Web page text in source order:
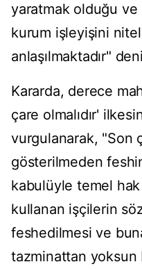
yaratmak olduğu ve
kurum işleyişini
anlaşılmaktadır"
Kararda, derece
çare olmalıdır'
vurgulanarak, "Son
gösterilmeden
kabulüyle temel
kullanan işçilerin
feshedilmesi ve
tazminattan yoksun